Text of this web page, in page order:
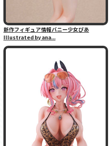
新作フィギュア情報バニー少女ぴあ
Illustrated by ana...